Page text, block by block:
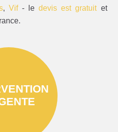
, Vif- ledevis est gratuitet